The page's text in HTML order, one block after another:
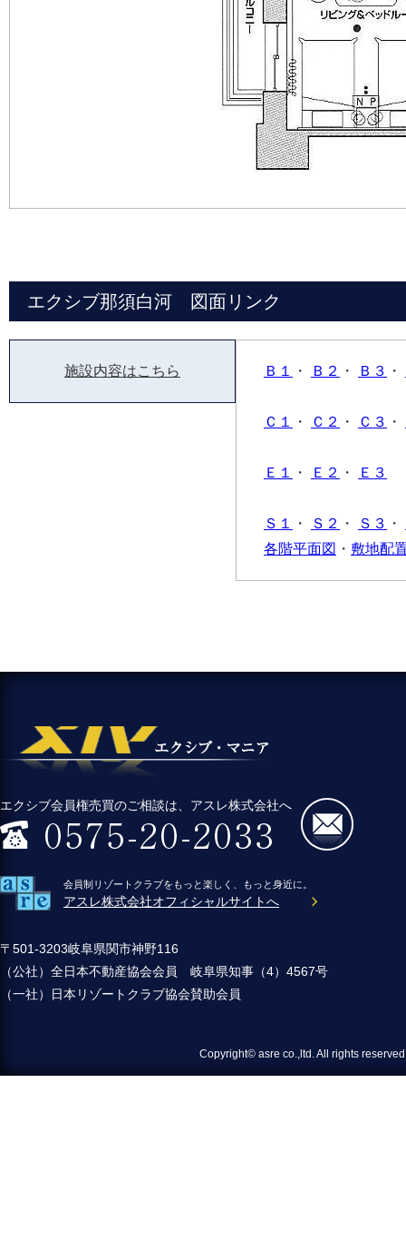
エクシブ那須白河 図面リンク
施設内容はこちら Ｂ１ ・ Ｂ２ ・ Ｂ３ ・
Ｃ１ ・ Ｃ２ ・ Ｃ３ ・
Ｅ１ ・ Ｅ２ ・ Ｅ３
Ｓ１ ・ Ｓ２ ・ Ｓ３ ・
各階平面図 ・ 敷地配
エクシブ会員権売買のご相談は、アスレ株式会社へ
会員制リゾートクラブをもっと楽しく、もっと身近に。
アスレ株式会社オフィシャルサイトへ
〒501-3203岐阜県関市神野116
（公社）全日本不動産協会会員 岐阜県知事（4）4567号
（一社）日本リゾートクラブ協会賛助会員
Copyright© asre co.,ltd. All rights